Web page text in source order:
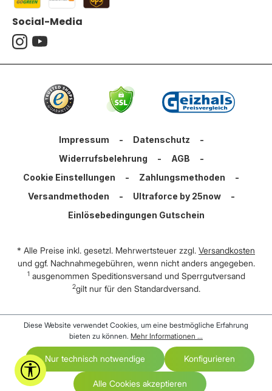
Social-Media
Impressum - Datenschutz
-
Widerrufsbelehrung
- AGB
-
Cookie Einstellungen
- Zahlungsmethoden
-
Versandmethoden
- Ultraforce by 25now
-
Einlösebedingungen Gutschein
* Alle Preise inkl. gesetzl. Mehrwertsteuer zzgl. Versandkosten
und ggf. Nachnahmegebühren, wenn nicht anders angegeben.
1 ausgenommen Speditionsversand und Sperrgutversand
2gilt nur für den Standardversand.
Werkzeugleiste anzeigen
Diese Website verwendet Cookies, um eine bestmögliche Erfahrung
bieten zu können. Mehr Informationen ...
Nur technisch notwendige Konfigurieren
Alle Cookies akzeptieren